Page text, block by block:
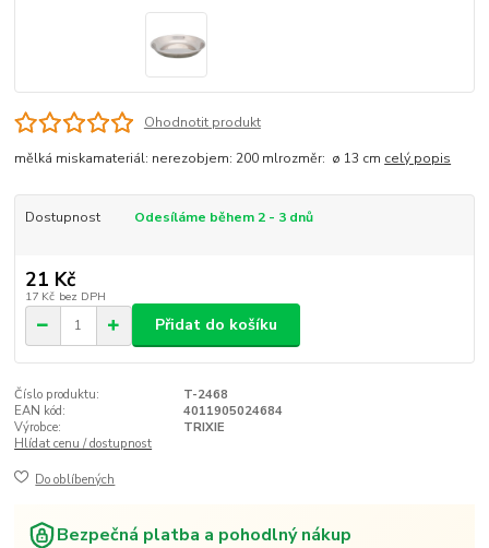
Ohodnotit produkt
mělká miskamateriál: nerezobjem: 200 mlrozměr: ø 13 cm celý popis
Dostupnost Odesíláme během 2 - 3 dnů
21 Kč
17 Kč bez DPH
Přidat do košíku
Číslo produktu:
T-2468
EAN kód:
4011905024684
Výrobce:
TRIXIE
Hlídat cenu / dostupnost
Do oblíbených
Bezpečná platba a pohodlný nákup